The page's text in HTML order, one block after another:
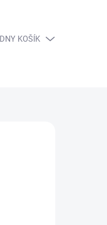
NÁKUPNÝ
KOŠÍK